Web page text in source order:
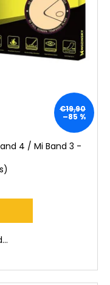
€19,90
–85 %
4 / Mi Band 3 -